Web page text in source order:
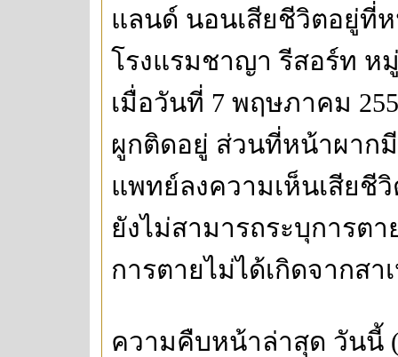
แลนด์ นอนเสียชีวิตอยู่ที่
โรงแรมชาญา รีสอร์ท ห
เมื่อวันที่ 7 พฤษภาคม
ผูกติดอยู่ ส่วนที่หน้าผาก
แพทย์ลงความเห็นเสียชี
ยังไม่สามารถระบุการต
การตายไม่ได้เกิดจากส
ความคืบหน้าล่าสุด วันนี้